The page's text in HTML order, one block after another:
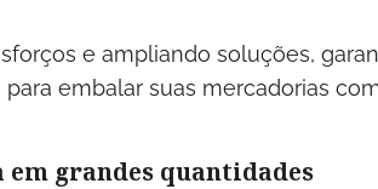
e ampliando soluções,
para embalar suas mercadorias
em grandes quantidades